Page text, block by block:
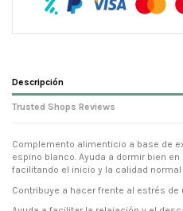
Descripción
Trusted Shops Reviews
Complemento alimenticio a base de
espino blanco. Ayuda a dormir bien
facilitando el inicio y la calidad normal
Contribuye a hacer frente al estrés de